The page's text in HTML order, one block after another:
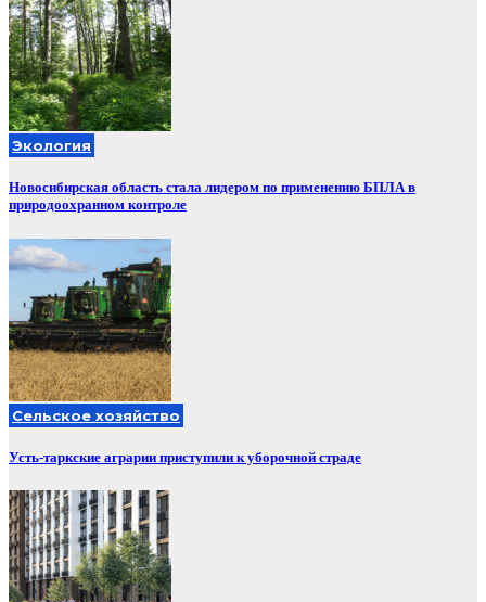
Экология
Новосибирская область стала лидером по применению БПЛА в
природоохранном контроле
Сельское хозяйство
Усть-таркские аграрии приступили к уборочной страде